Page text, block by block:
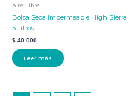
Aire Libre
Bolsa Seca Impermeable High Sierra
5 Litros
$ 40.000
Leer más